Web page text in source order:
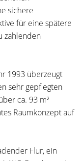
sichere
für eine spätere
zahlenden
1993 überzeugt
sehr gepflegten
ca. 93 m²
Raumkonzept auf
Flur, ein